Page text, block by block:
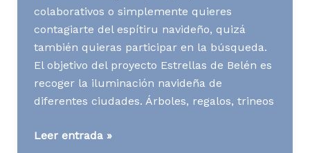
colaborativos o simplemente quieres
contagiarte del espítiru navideño, quizá
también quieras participar en la búsqueda.
El objetivo del proyecto Estrellas de Belén es
recoger la iluminación navideña de
diferentes ciudades. Árboles, regalos, trineos
Estrellas
Leer entrada »